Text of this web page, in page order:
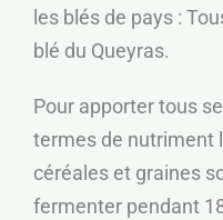
les blés de pays :
blé du Queyras.
Pour apporter tous
termes de nutriment
céréales et graines
fermenter pendant